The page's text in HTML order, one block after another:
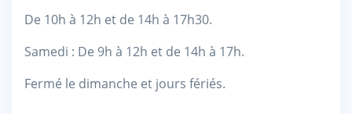
De 10h à 12h et de 14h à 17h30.
Samedi : De 9h à 12h et de 14h à 17h.
Fermé le dimanche et jours fériés.